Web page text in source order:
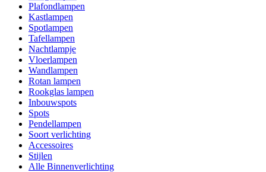
Plafondlampen
Kastlampen
Spotlampen
Tafellampen
Nachtlampje
Vloerlampen
Wandlampen
Rotan lampen
Rookglas lampen
Inbouwspots
Spots
Pendellampen
Soort verlichting
Accessoires
Stijlen
Alle Binnenverlichting